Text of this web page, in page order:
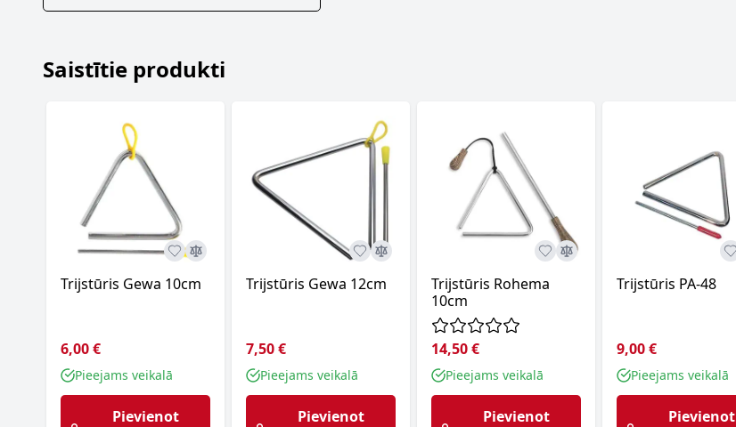
Saistītie produkti
Trijstūris Gewa 10cm
6,00 €
Pieejams veikalā
Pievienot
Trijstūris Gewa 12cm
7,50 €
Pieejams veikalā
Pievienot
Trijstūris Rohema
10cm
14,50 €
Pieejams veikalā
Pievienot
Trijstūris PA-48
9,00 €
Pieejams veikalā
Pievienot